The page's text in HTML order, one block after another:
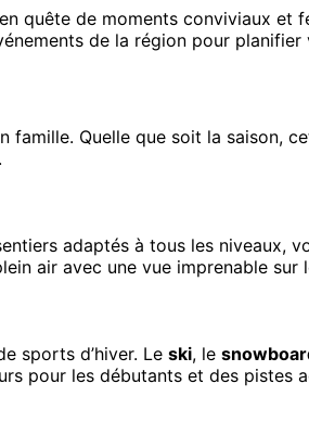
quête de moments conviviaux
de la région pour planifier
famille. Quelle que soit la saison,
adaptés à tous les niveaux,
air avec une vue imprenable sur
sports d’hiver. Le ski, le
pour les débutants et des pistes